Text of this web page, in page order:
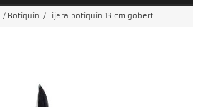
/ Botiquin / Tijera botiquin 13 cm gobert